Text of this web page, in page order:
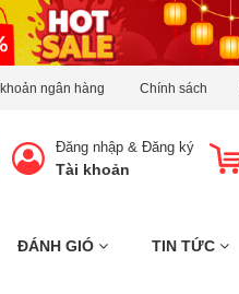
ngân hàng Chính sách
Đăng nhập & Đăng ký
Tài khoản
ĐÁNH GIÓ TIN TỨC